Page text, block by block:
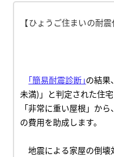
【ひょうご住まいの耐震
｢簡易耐震診断｣の結果
未満)」と判定された住
「非常に重い屋根」か
の費用を助成します。
地震による家屋の倒壊